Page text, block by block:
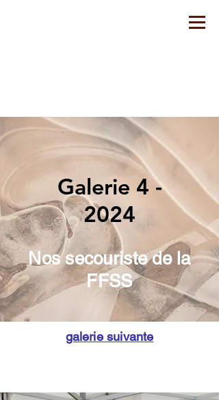
Galerie 4 -
2024
Nos secouriste de la
FFSS
galerie suivante